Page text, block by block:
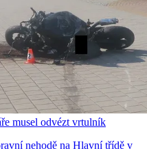
musel odvézt vrtulník
nehodě na Hlavní třídě v